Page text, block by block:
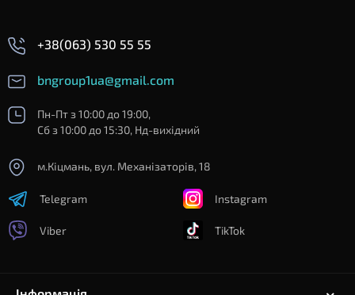
+38(063) 530 55 55
bngroup1ua@gmail.com
Пн-Пт з 10:00 до 19:00,
Сб з 10:00 до 15:30, Нд-вихідний
м.Кіцмань, вул. Механізаторів, 18
Telegram
Viber
Instagram
TikTok